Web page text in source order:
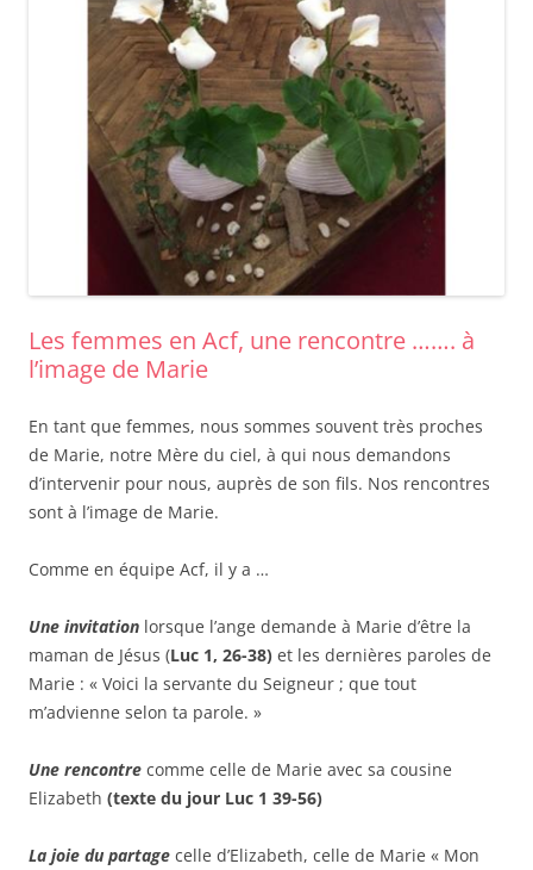
Les femmes en Acf, une rencontre ……. à
l’image de Marie
En tant que femmes, nous sommes souvent très proches
de Marie, notre Mère du ciel, à qui nous demandons
d’intervenir pour nous, auprès de son fils. Nos rencontres
sont à l’image de Marie.
Comme en équipe Acf, il y a …
Une invitation lorsque l’ange demande à Marie d’être la
maman de Jésus (Luc 1, 26-38) et les dernières paroles de
Marie : « Voici la servante du Seigneur ; que tout
m’advienne selon ta parole. »
Une rencontre comme celle de Marie avec sa cousine
Elizabeth (texte du jour Luc 1 39-56)
La joie du partage celle d’Elizabeth, celle de Marie « Mon